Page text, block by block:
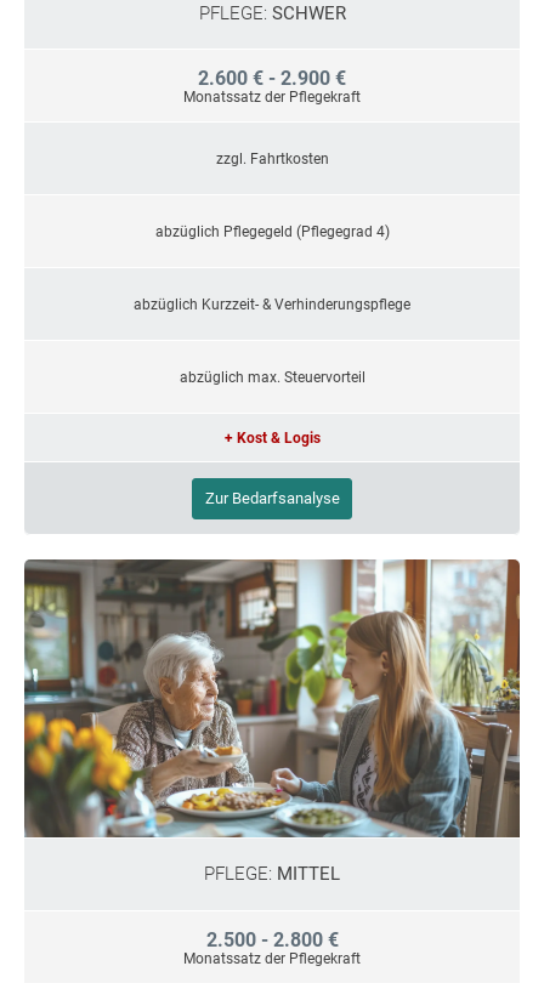
PFLEGE: SCHWER
2.600 € - 2.900 €
Monatssatz der Pflegekraft
zzgl. Fahrtkosten
abzüglich Pflegegeld (Pflegegrad 4)
abzüglich Kurzzeit- & Verhinderungspflege
abzüglich max. Steuervorteil
+ Kost & Logis
Zur Bedarfsanalyse
PFLEGE: MITTEL
2.500 - 2.800 €
Monatssatz der Pflegekraft